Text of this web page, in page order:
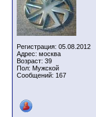
Регистрация: 05.08.2012
Адрес: москва
Возраст: 39
Пол: Мужской
Сообщений: 167